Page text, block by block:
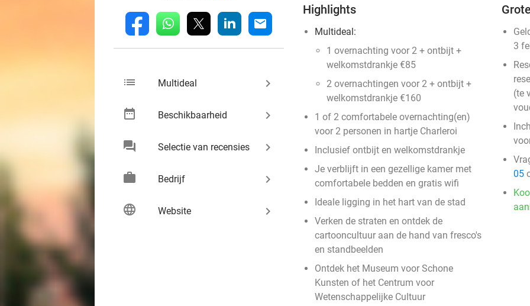
fb whatsapp linkedin mail
list Multideal keyboard_arrow_right
date_range Beschikbaarheid keyboard_arrow_right
chat Selectie van recensies keyboard_arrow_right
work Bedrijf keyboard_arrow_right
language Website keyboard_arrow_right
Highlights
Multideal:
1 overnachting voor 2 + ontbijt +
welkomstdrankje €85
2 overnachtingen voor 2 + ontbijt +
welkomstdrankje €160
1 of 2 comfortabele overnachting(en)
voor 2 personen in hartje Charleroi
Inclusief ontbijt en welkomstdrankje
Je verblijft in een gezellige kamer met
comfortabele bedden en gratis wifi
Ideale ligging in het hart van de stad
Verken de straten en ontdek de
cartooncultuur aan de hand van fresco's
en standbeelden
Ontdek het Museum voor Schone
Kunsten of het Centrum voor
Wetenschappelijke Cultuur
3
(te
05